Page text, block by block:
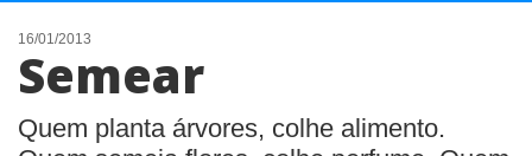
NOTÍCIAS
LISTA DIGITAL
16/01/2013
Semear
Quem planta árvores, colhe alimento.